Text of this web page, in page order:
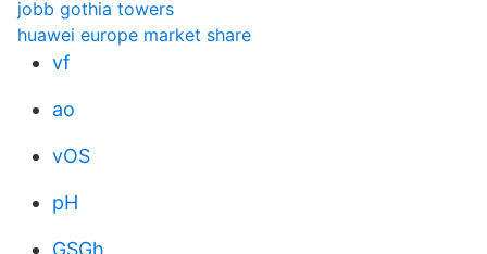
jobb gothia towers
huawei europe market share
vf
ao
vOS
pH
GSGh